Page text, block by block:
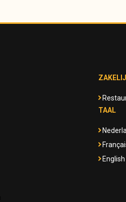
TAAL
English